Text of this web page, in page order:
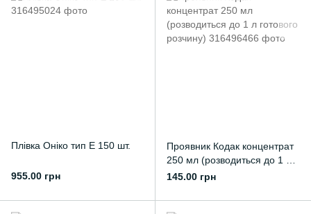
Плівка Оніко тип Е 150 шт.
955.00 грн
Проявник Кодак концентрат
250 мл (розводиться до 1 л
готового розчину)
145.00 грн